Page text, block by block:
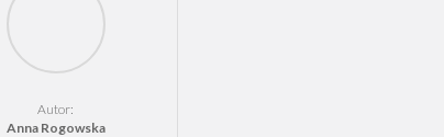
Autor:
Anna Rogowska